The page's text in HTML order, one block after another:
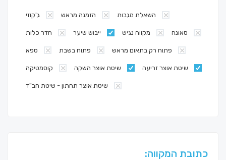
ג'קוזי הזמנה מראש השאלת מגבות
חדר כלות ייבוש שיער מקווה נגיש סאונה
ספא פתוח בשבת פתוח רק בתאום מראש
קוסמטיקה שיטת אוצר השקה שיטת אוצר זריעה
שיטת אוצר תחתון - שיטת חב"ד
כתובת המקווה: